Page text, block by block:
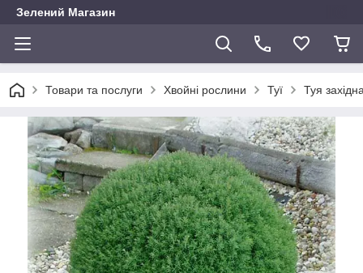
Зелений Магазин
Товари та послуги Хвойні рослини Туї Туя